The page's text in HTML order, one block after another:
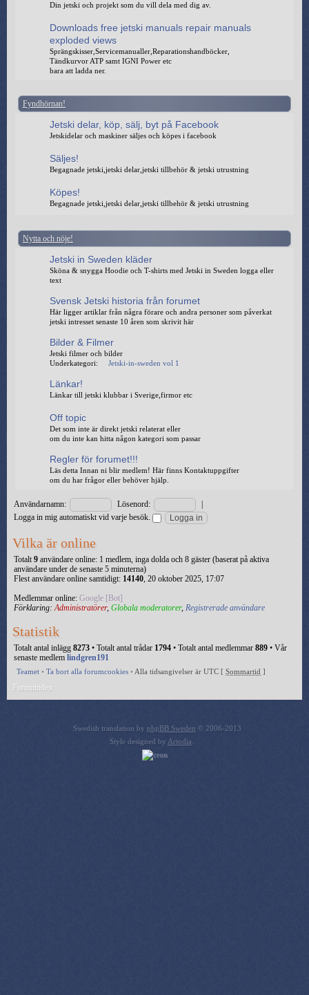
Din jetski och projekt som du vill dela med dig av.
Downloads free jetski manuals repair manuals
exploded views
Sprängskisser,Servicemanualler,Reparationshandböcker,
Tändkurvor ATP samt IGNI Power etc
bara att ladda ner.
Fyndhörnan!
Jetski delar, köp, sälj, byt på Facebook
Jetskidelar och maskiner säljes och köpes i facebook
Säljes!
Begagnade jetski,jetski delar,jetski tillbehör & jetski utrustning
Köpes!
Begagnade jetski,jetski delar,jetski tillbehör & jetski utrustning
Nytta och nöje!
Jetski in Sweden kläder
Sköna & snygga Hoodie och T-shirts med Jetski in Sweden logga eller
text
Svensk Jetski historia från forumet
Här ligger artiklar från några förare och andra personer som påverkat
jetski intresset senaste 10 åren som skrivit här
Bilder & Filmer
Jetski filmer och bilder
Underkategori:
Jetski-in-sweden vol 1
Länkar!
Länkar till jetski klubbar i Sverige,firmor etc
Off topic
Det som inte är direkt jetski relaterat eller
om du inte kan hitta någon kategori som passar
Regler för forumet!!!
Läs detta Innan ni blir medlem! Här finns Kontaktuppgifter
om du har frågor eller behöver hjälp.
Användarnamn: Lösenord:
|
Logga in mig automatiskt vid varje besök.
Vilka är online
Totalt9 användare online: 1 medlem, inga dolda och 8 gäster (baserat på aktiva
användare under de senaste 5 minuterna)
Flest användare online samtidigt: 14140, 20 oktober 2025, 17:07
Medlemmar online: Google [Bot]
Förklaring:Administratörer, Globala moderatorer, Registrerade användare
Statistik
Totalt antal inlägg 8273 • Totalt antal trådar 1794 • Totalt antal medlemmar 889 • Vår
senaste medlem lindgren191
Teamet • Ta bort alla forumcookies • Alla tidsangivelser är UTC [ Sommartid ]
Forumindex
Swedish translation by phpBB Sweden © 2006-2013
Style designed by Artodia